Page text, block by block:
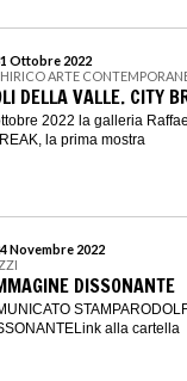
Ottobre 2022
ARTE
DELLA VALLE. CITY
2022 la galleria
la prima mostra
Novembre 2022
DISSONANTE
alla cartella